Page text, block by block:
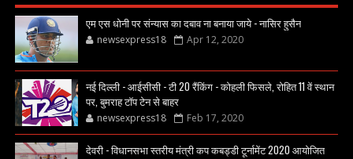
एम एस धोनी पर संन्यास का दबाव ना बनाया जाये - नासिर हुसैन
newsexpress18 Apr 12, 2020
नई दिल्ली - आईसीसी - टी 20 रैंकिंग - कोहली फिसले, रोहित 11 वें स्थान
पर, बुमराह टॉप टेन से बाहर
newsexpress18 Feb 17, 2020
देवरी - विधानसभा स्तरीय मंत्री कप कबड्डी टूर्नामेंट 2020 आयोजित